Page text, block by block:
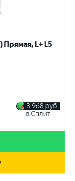
Прямая, L+ L5
3 968 руб.
в Сплит